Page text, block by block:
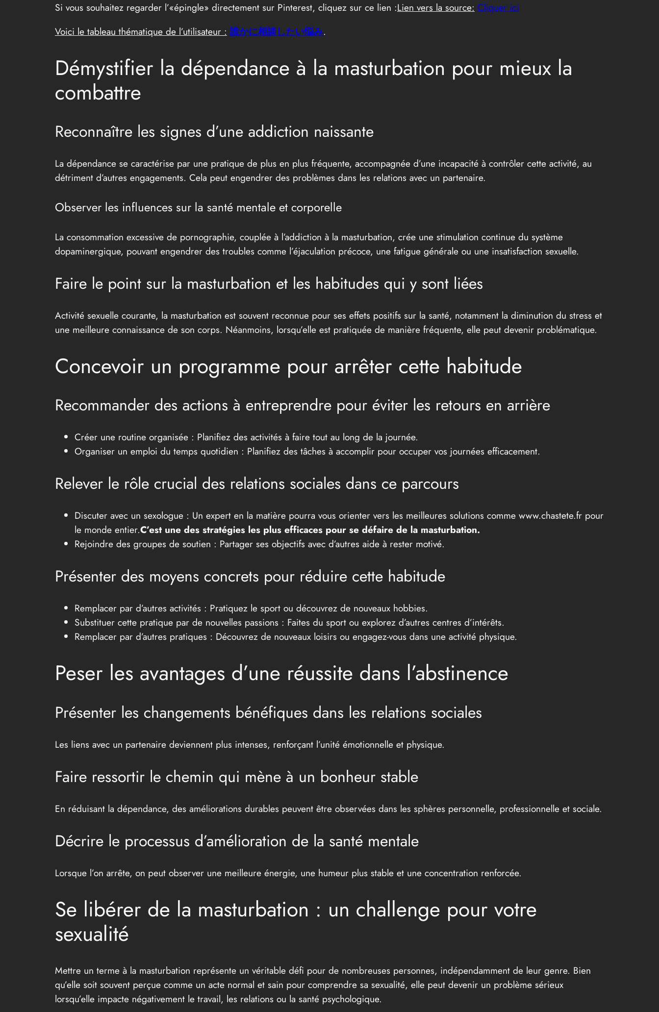
Si vous souhaitez regarder l’«épingle» directement sur Pinterest, cliquez sur ce lien :Lien vers la source: Cliquer ici
Voici le tableau thématique de l’utilisateur : 誰かに相談したい悩み.
Démystifier la dépendance à la masturbation pour mieux la
combattre
Reconnaître les signes d’une addiction naissante
La dépendance se caractérise par une pratique de plus en plus fréquente, accompagnée d’une incapacité à contrôler cette activité, au
détriment d’autres engagements. Cela peut engendrer des problèmes dans les relations avec un partenaire.
Observer les influences sur la santé mentale et corporelle
La consommation excessive de pornographie, couplée à l’addiction à la masturbation, crée une stimulation continue du système
dopaminergique, pouvant engendrer des troubles comme l’éjaculation précoce, une fatigue générale ou une insatisfaction sexuelle.
Faire le point sur la masturbation et les habitudes qui y sont liées
Activité sexuelle courante, la masturbation est souvent reconnue pour ses effets positifs sur la santé, notamment la diminution du stress et
une meilleure connaissance de son corps. Néanmoins, lorsqu’elle est pratiquée de manière fréquente, elle peut devenir problématique.
Concevoir un programme pour arrêter cette habitude
Recommander des actions à entreprendre pour éviter les retours en arrière
Créer une routine organisée : Planifiez des activités à faire tout au long de la journée.
Organiser un emploi du temps quotidien : Planifiez des tâches à accomplir pour occuper vos journées efficacement.
Relever le rôle crucial des relations sociales dans ce parcours
Discuter avec un sexologue : Un expert en la matière pourra vous orienter vers les meilleures solutions comme www.chastete.fr pour
le monde entier.C’est une des stratégies les plus efficaces pour se défaire de la masturbation.
Rejoindre des groupes de soutien : Partager ses objectifs avec d’autres aide à rester motivé.
Présenter des moyens concrets pour réduire cette habitude
Remplacer par d’autres activités : Pratiquez le sport ou découvrez de nouveaux hobbies.
Substituer cette pratique par de nouvelles passions : Faites du sport ou explorez d’autres centres d’intérêts.
Remplacer par d’autres pratiques : Découvrez de nouveaux loisirs ou engagez-vous dans une activité physique.
Peser les avantages d’une réussite dans l’abstinence
Présenter les changements bénéfiques dans les relations sociales
Les liens avec un partenaire deviennent plus intenses, renforçant l’unité émotionnelle et physique.
Faire ressortir le chemin qui mène à un bonheur stable
En réduisant la dépendance, des améliorations durables peuvent être observées dans les sphères personnelle, professionnelle et sociale.
Décrire le processus d’amélioration de la santé mentale
Lorsque l’on arrête, on peut observer une meilleure énergie, une humeur plus stable et une concentration renforcée.
Se libérer de la masturbation : un challenge pour votre
sexualité
Mettre un terme à la masturbation représente un véritable défi pour de nombreuses personnes, indépendamment de leur genre. Bien
qu’elle soit souvent perçue comme un acte normal et sain pour comprendre sa sexualité, elle peut devenir un problème sérieux
lorsqu’elle impacte négativement le travail, les relations ou la santé psychologique.